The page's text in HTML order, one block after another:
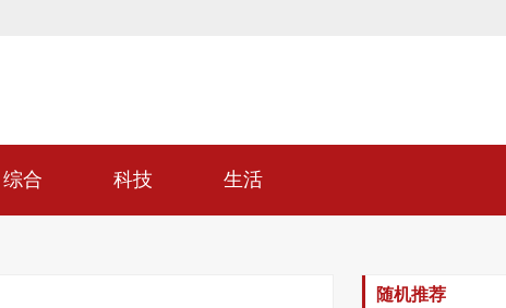
综合 科技 生活
随机推荐